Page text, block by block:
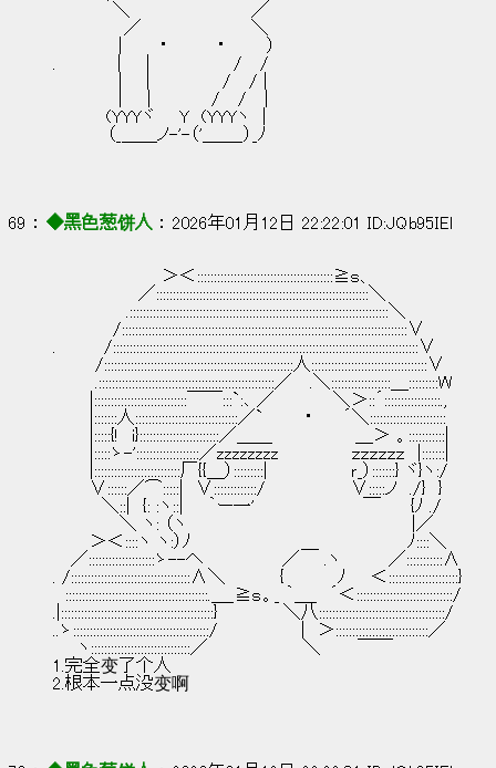
＼　　　　 　 　　　　／
／　　　　　　　　　＼
|　　　・　　　　・ 　 　 ）
.　　　　　|　　|　 　 　 　　 /　 /
| 　 |　　　　 　 /　 / |
|　　|　　　 　 /　 / 　|
(YYYヾ　　Y　(YYYヽ　|
（_＿＿ノ-'-（'＿＿_）_ﾉ
69 ： ◆黑色葱饼人 ： 2026年01月12日 22:22:01 ID:JQb95IEl
＞＜:::::::::::::::::::::::::::::::::::::::::≧ｓ、
／::::::::::::::::::::::::::::::::::::::::::::::::::::::::::::::::＼
.::::::::::::::::::::::::::::::::::::::::::::::::::::::::::::::::::::::::::::::＼
/::::::::::::::::::::::::::::::::::::::::::::::::::::::::::::::::::::::::::::::::::::::∨
.　　 　 /::::::::::::::::::::::::::::::::::::::::::::::::::::::::::::::::::::::::::::::::::::::::::::∨
/:::::::::::::::::::::::::::::::::::::::::::::::::::::::::人:::::::::::::::::::::::::::::::::::∨
.:::::::::::::::::::::::::::::::::::::::::::::::::::::／ 　.＼::::::::::::::::::＿:::::::::W
|::::::::::::::::::::::::::::￣￣:::`:､ ／ 　 　 　 ＼＞::´:::::::::::::::::.,
|:::::::人:::::::::::::::::::::::::::::::／` 　 　 ・ 　　´＼:::::::::::::::::::::::
|:::::{!　i}::::::::::::::::::::::::／＿＿　　 　 　 　 ＿＞ 。:::::::::::|
|:::::ゝ-':::::::::::::::::::／zzzzzzzz　　　　　　ｚｚｚｚｚｚ　|:::::::|
|::::::::::::::::::::::::::厂{{＿）:::::::::|　　 　 　 　 ｒ_）:::::::} ヾ}ヽ:/
∨::::::／⌒:::::|　∨:::::::::::::/　　　　　　　∨:::::ノ　./}　}
＼::|　{: :ヽ::|　　｀ー一'　　　 　　　　　 ￣　　 {ﾉ ./
＼ ヽ: （ヽ　　　　　　　　　　　　　　　　　　 |／
＞＜::::ヽ ヽ:）ﾉ　　　　　　　　　＿　 　 　 　 　 ﾉ::::＼
／::::::::::::::::::::ゝ--へ　　　　　 　／　　.ヽ　　 　 ／:::::::::::∧
. /::::::::::::::::::::::::::::::::::::∧＼　　　　 {　 　 　 ﾉ　　＜:::::::::::::::::::::}
:::::::::::::::::::::::::::::::::::::::::::.＿_≧ｓ。_ ｀＿_　´＜:::::::::::::::::::::::::::::/
.|::::::::::::::::::::::::::::::::::::::::::::::}　 　 　　 ＼八::::::::::::::::::::::::::::::::::::::/
..ゝ:::::::::::::::::::::::::::::::::::::::::/　　 　 　 　 |　＞::::::::::::::::::::::::::::／
ヽ::::::::::::::::::::::::::::::／　　　 　 　 　 ＼　　　￣￣
1.完全变了个人
2.根本一点没变啊